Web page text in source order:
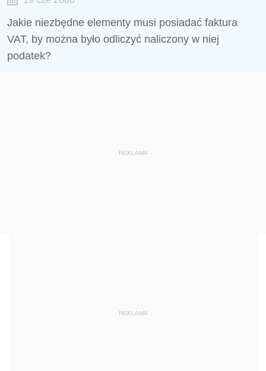
Jakie niezbędne elementy musi posiadać faktura
VAT, by można było odliczyć naliczony w niej
podatek?
REKLAMA
REKLAMA